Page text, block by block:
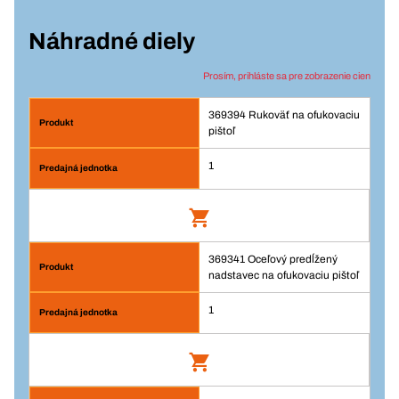
Náhradné diely
Prosím, prihláste sa pre zobrazenie cien
369394 Rukoväť na ofukovaciu
pištoľ
1
Rukoväť na ofukovaciu pištoľ
Číslo výrobku: 369394
369341 Oceľový predĺžený
nadstavec na ofukovaciu pištoľ
1